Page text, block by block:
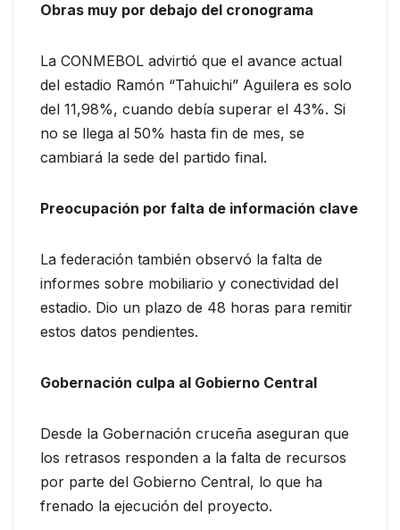
Obras muy por debajo del cronograma
La CONMEBOL advirtió que el avance actual
del estadio Ramón “Tahuichi” Aguilera es solo
del 11,98%, cuando debía superar el 43%. Si
no se llega al 50% hasta fin de mes, se
cambiará la sede del partido final.
Preocupación por falta de información clave
La federación también observó la falta de
informes sobre mobiliario y conectividad del
estadio. Dio un plazo de 48 horas para remitir
estos datos pendientes.
Gobernación culpa al Gobierno Central
Desde la Gobernación cruceña aseguran que
los retrasos responden a la falta de recursos
por parte del Gobierno Central, lo que ha
frenado la ejecución del proyecto.